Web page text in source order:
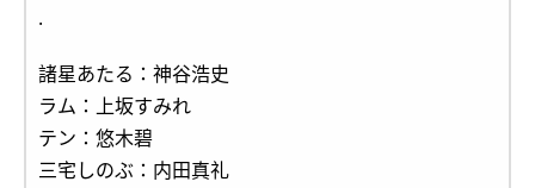
.
諸星あたる：神谷浩史
ラム：上坂すみれ
テン：悠木碧
三宅しのぶ：内田真礼